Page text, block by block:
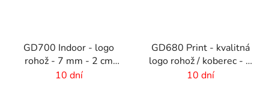
GD700 Indoor - logo
rohož - 7 mm - 2 cm
gumový okraj
10 dní
GD680 Print - kvalitná
logo rohož / koberec - 8
mm vlas
10 dní